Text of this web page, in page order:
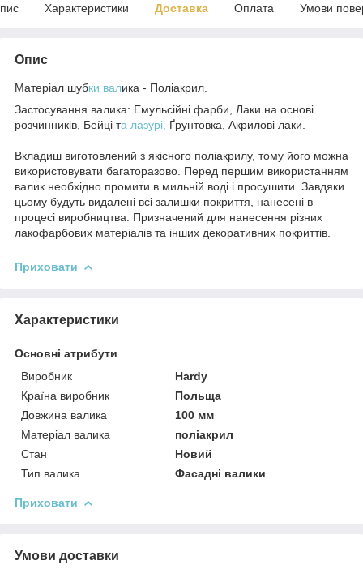
Характеристики Доставка Оплата Умови
Опис
Матеріал шубки валика - Поліакрил.
Застосування валика: Емульсійні фарби, Лаки на основі
розчинників, Бейці та лазурі, Ґрунтовка, Акрилові лаки.
Вкладиш виготовлений з якісного поліакрилу, тому його можна
використовувати багаторазово. Перед першим використанням
валик необхідно промити в мильній воді і просушити. Завдяки
цьому будуть видалені всі залишки покриття, нанесені в
процесі виробництва. Призначений для нанесення різних
лакофарбових матеріалів та інших декоративних покриттів.
Приховати
Характеристики
Основні атрибути
Виробник
Hardy
Країна виробник
Польща
Довжина валика
100 мм
Матеріал валика
поліакрил
Стан
Новий
Тип валика
Фасадні валики
Приховати
Умови доставки